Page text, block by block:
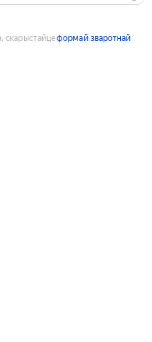
скарыстайцеформай зваротнай